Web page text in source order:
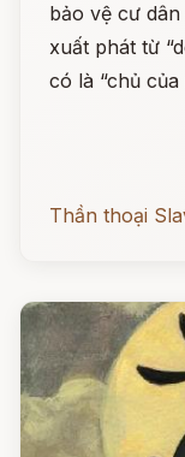
bảo vệ cư
xuất phát từ
có là “chủ của
Thần thoại